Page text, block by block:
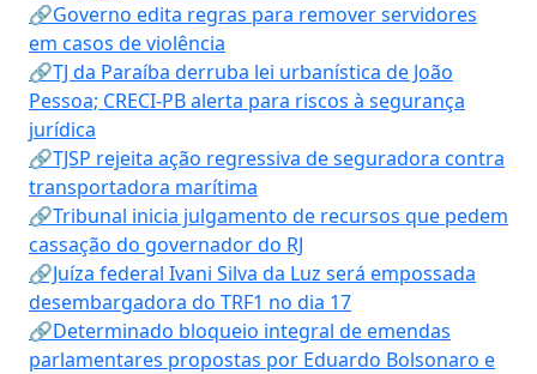
🔗Governo edita regras para remover servidores
em casos de violência
🔗TJ da Paraíba derruba lei urbanística de João
Pessoa; CRECI-PB alerta para riscos à segurança
jurídica
🔗TJSP rejeita ação regressiva de seguradora contra
transportadora marítima
🔗Tribunal inicia julgamento de recursos que pedem
cassação do governador do RJ
🔗Juíza federal Ivani Silva da Luz será empossada
desembargadora do TRF1 no dia 17
🔗Determinado bloqueio integral de emendas
parlamentares propostas por Eduardo Bolsonaro e